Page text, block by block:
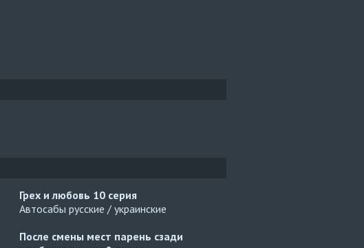
Грех и любовь 10 серия
Автосабы русские / украинские
После смены мест парень сзади